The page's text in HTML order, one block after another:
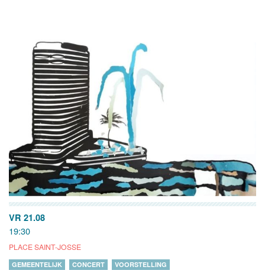
VR 21.08
19:30
PLACE SAINT-JOSSE
GEMEENTELIJK CONCERT VOORSTELLING